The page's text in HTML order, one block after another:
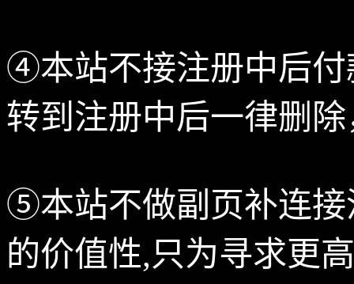
④本站不接注册中后付
转到注册中后一律删
⑤本站不做副页补连接
的价值性,只为寻求更